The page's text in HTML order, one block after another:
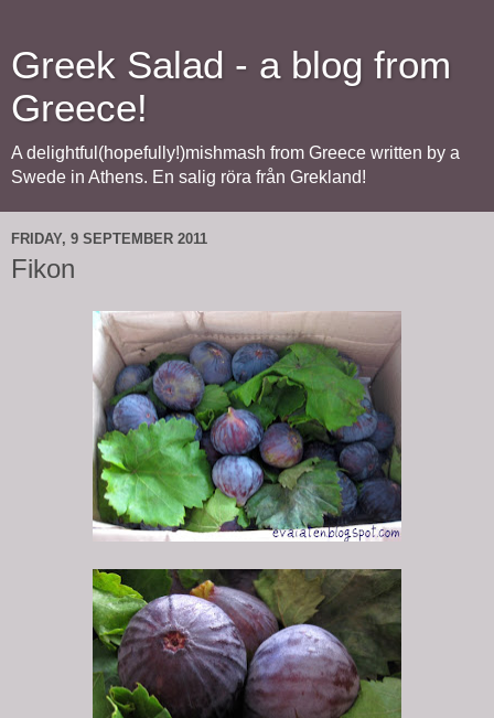
Greek Salad - a blog from
Greece!
A delightful(hopefully!)mishmash from Greece written by a
Swede in Athens. En salig röra från Grekland!
FRIDAY, 9 SEPTEMBER 2011
Fikon